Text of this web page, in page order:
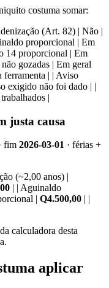
costuma somar:
(Art. 82) | Não |
proporcional | Em
14 proporcional | Em
gozadas | Em geral
ferramenta | | Aviso
exigido não foi dado | |
|
justa causa
fim 2026-03-01 · férias +
(~2,00 anos) |
| | Aguinaldo
| Q4.500,00 | |
calculadora desta
aplicar